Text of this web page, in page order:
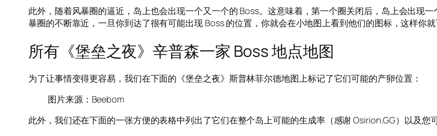
此外，随着风暴圈的逼近，岛上也会出现一个又一个的 Boss。这意味着，第一个圈关闭后，岛上会出现
暴圈的不断靠近，一旦你到达了很有可能出现 Boss 的位置，你就会在小地图上看到他们的图标，这样你
所有《堡垒之夜》辛普森一家 Boss 地点地图
为了让事情变得更容易，我们在下面的《堡垒之夜》斯普林菲尔德地图上标记了它们可能的产卵位置：
图片来源：Beebom
此外，我们还在下面的一张方便的表格中列出了它们在整个岛上可能的生成率（感谢 Osirion.GG）以及您